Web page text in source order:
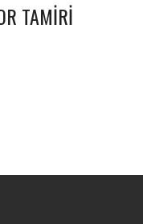
TAMIRI